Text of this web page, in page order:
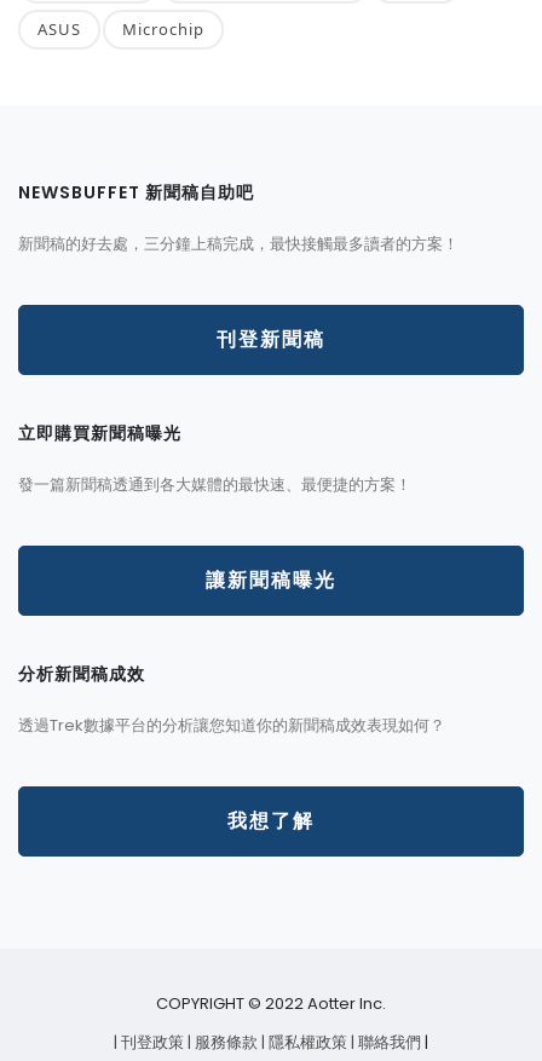
ASUS Microchip
NEWSBUFFET 新聞稿自助吧
新聞稿的好去處，三分鐘上稿完成，最快接觸最多讀者的方案！
刊登新聞稿
立即購買新聞稿曝光
發一篇新聞稿透通到各大媒體的最快速、最便捷的方案！
讓新聞稿曝光
分析新聞稿成效
透過Trek數據平台的分析讓您知道你的新聞稿成效表現如何？
我想了解
COPYRIGHT © 2022 Aotter Inc.
| 刊登政策| 服務條款| 隱私權政策| 聯絡我們 |